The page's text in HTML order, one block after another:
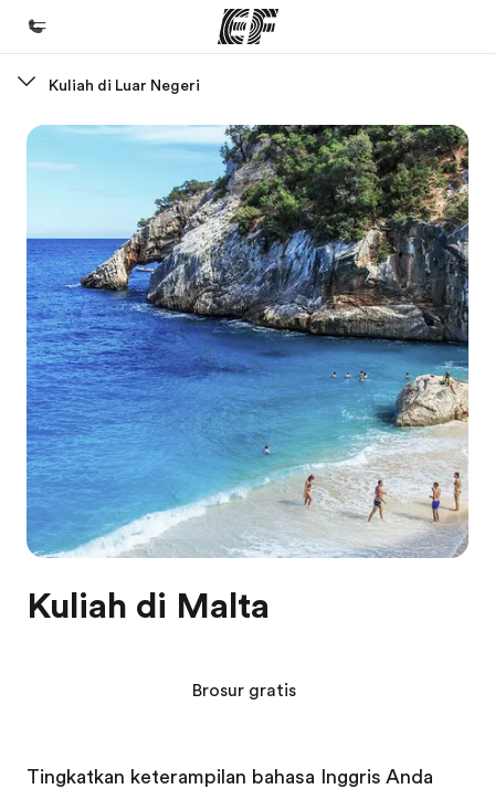
Selamat datang di EF
Lihat semua program
Kantor dan sekolah
Kantor terdekat
Tentang kami
Cerita kami
Karir
Bergabung dengan tim kami
Kuliah di Luar Negeri
Kuliah di Malta
Tingkatkan keterampilan bahasa Inggris Anda
Brosur gratis